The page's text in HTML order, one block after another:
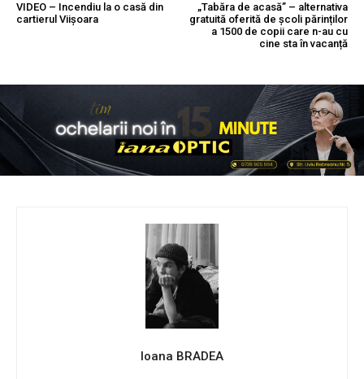
VIDEO – Incendiu la o casă din
cartierul Viișoara
„Tabăra de acasă” – alternativa
gratuită oferită de școli părinților
a 1500 de copii care n-au cu
cine sta în vacanță
Ioana BRADEA